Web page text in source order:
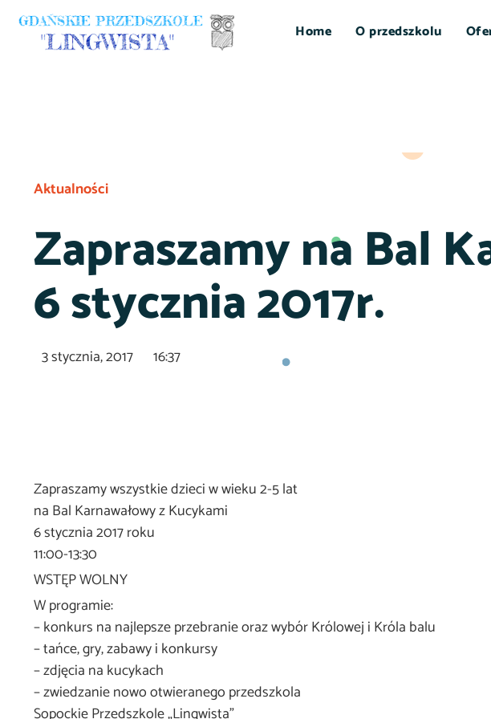
Home O przedszkolu
Aktualności
Zapraszamy na Bal
6 stycznia 2017r.
3 stycznia, 2017 16:37
Zapraszamy wszystkie dzieci w wieku 2-5 lat
na Bal Karnawałowy z Kucykami
6 stycznia 2017 roku
11:00-13:30
WSTĘP WOLNY
W programie:
– konkurs na najlepsze przebranie oraz wybór Królowej i Króla balu
– tańce, gry, zabawy i konkursy
– zdjęcia na kucykach
– zwiedzanie nowo otwieranego przedszkola
Sopockie Przedszkole „Lingwista”